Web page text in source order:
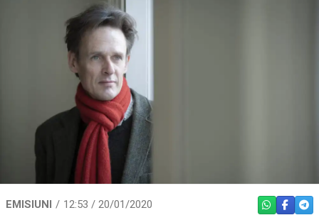
EMISIUNI 12:53 / 20/01/2020 WHATSAPP